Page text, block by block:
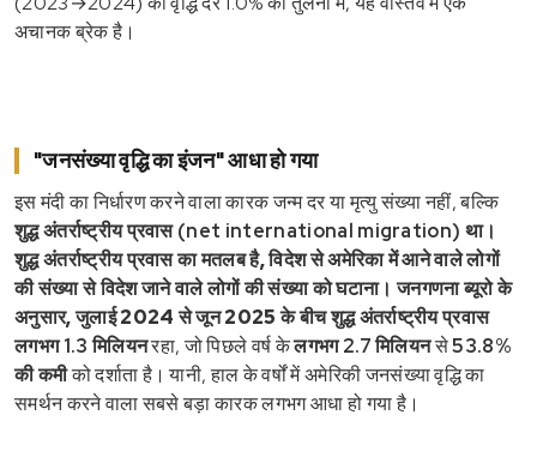
अचानक ब्रेक है।
"जनसंख्या वृद्धि का इंजन" आधा हो गया
इस मंदी का निर्धारण करने वाला कारक जन्म दर या मृत्यु संख्या नहीं, बल्कि
शुद्ध अंतर्राष्ट्रीय प्रवास (net international migration) था।
शुद्ध अंतर्राष्ट्रीय प्रवास का मतलब है, विदेश से अमेरिका में आने वाले लोगों
की संख्या से विदेश जाने वाले लोगों की संख्या को घटाना। जनगणना ब्यूरो के
अनुसार, जुलाई 2024 से जून 2025 के बीच शुद्ध अंतर्राष्ट्रीय प्रवास
लगभग 1.3 मिलियनरहा, जो पिछले वर्ष केलगभग 2.7 मिलियनसे53.8%
की कमीको दर्शाता है। यानी, हाल के वर्षों में अमेरिकी जनसंख्या वृद्धि का
समर्थन करने वाला सबसे बड़ा कारक लगभग आधा हो गया है।